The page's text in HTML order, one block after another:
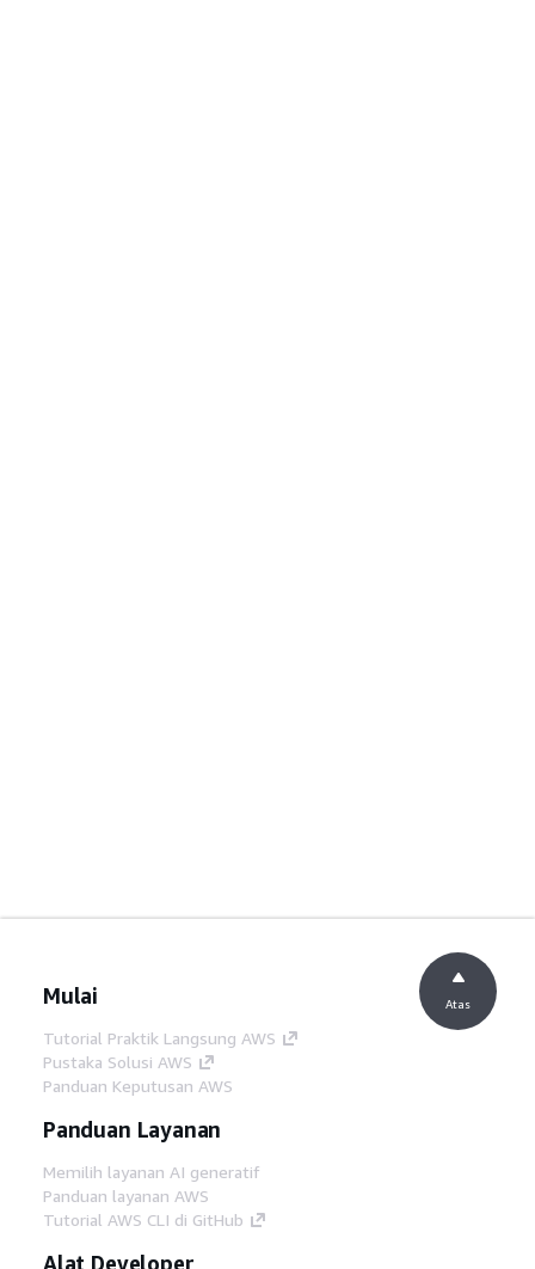
Mulai
Tutorial Praktik Langsung AWS
Pustaka Solusi AWS
Panduan Keputusan AWS
Panduan Layanan
Memilih layanan AI generatif
Panduan layanan AWS
Tutorial AWS CLI di GitHub
Alat Developer
Atas